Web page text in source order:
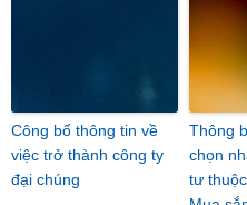
Công bố thông tin về
việc trở thành công ty
đại chúng
Thông
chọn
tư